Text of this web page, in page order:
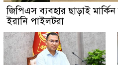
জিপিএস ব্যবহার ছাড়াই
ইরানি পাইলটরা